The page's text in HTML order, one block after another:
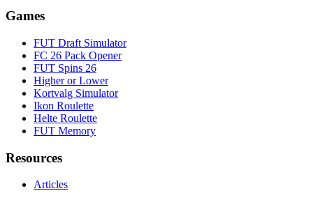
Games
FUT Draft Simulator
FC 26 Pack Opener
FUT Spins 26
Higher or Lower
Kortvalg Simulator
Ikon Roulette
Helte Roulette
FUT Memory
Resources
Articles